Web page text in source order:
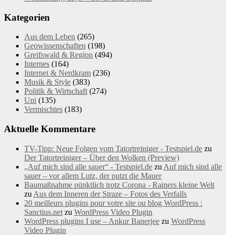
Kategorien
Aus dem Leben (265)
Geowissenschaften (198)
Greifswald & Region (494)
Internes (164)
Internet & Nerdkram (236)
Musik & Style (383)
Politik & Wirtschaft (274)
Uni (135)
Vermischtes (183)
Aktuelle Kommentare
TV-Tipp: Neue Folgen vom Tatortreiniger - Testspiel.de zu
Der Tatortreiniger – Über den Wolken (Preview)
„Auf mich sind alle sauer“ - Testspiel.de zu Auf mich sind alle
sauer – vor allem Lutz, der putzt die Mauer
Baumaßnahme pünktlich trotz Corona - Rainers kleine Welt
zu Aus dem Inneren der Straze – Fotos des Verfalls
20 meilleurs plugins pour votre site ou blog WordPress :
Sanctius.net zu WordPress Video Plugin
WordPress plugins I use – Ankur Banerjee zu WordPress
Video Plugin